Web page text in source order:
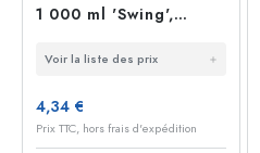
1 000 ml 'Swing',
bouchon mécanique
Voir la liste des prix
4,34 €
Prix TTC, hors frais d'expédition